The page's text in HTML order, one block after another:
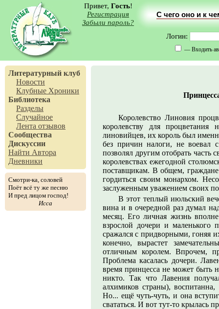
Привет, Гость!
Регистрация
Забыли пароль?
С чего оно и к
Логин:
— Входить
Литературный клуб
Новости
Клубные Хроники
Библиотека
Разделы
Случайное
Лента отзывов
Сообщества
Дискуссии
Найти Автора
Дневники
Смотри-ка, соловей
Поёт всё ту же песню
И пред лицом господ!
Исса
Королевство Линовия
королевству для
линовийцев, их король был
без причин налоги, не воевал
позволял другим отобрать часть
королевствах ежегодной
поставщикам. В общем, граждане
гордиться своим монархом.
заслуженным уважением своих
В этот теплый июльский
вина и в очередной раз думал
месяц. Его личная жизнь
взрослой дочери и
сражался с придворными, гоняя
конечно, вырастет
отличным королем. Впрочем,
Проблема касалась дочери.
время принцесса не может быть
никто. Так что Лавения
алхимиков страны),
Но... ещё чуть-чуть, и она
свататься. И вот тут-то крылась